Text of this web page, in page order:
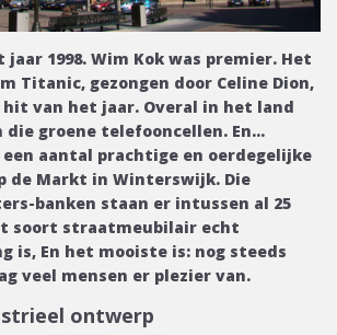
1998. Wim Kok was premier. Het
Titanic, gezongen door Celine Dion,
van het jaar. Overal in het land
die groene telefooncellen. En...
aantal prachtige en oerdegelijke
de Markt in Winterswijk. Die
banken staan er intussen al 25
soort straatmeubilair echt
is, En het mooiste is: nog steeds
veel mensen er plezier van.
ontwerp